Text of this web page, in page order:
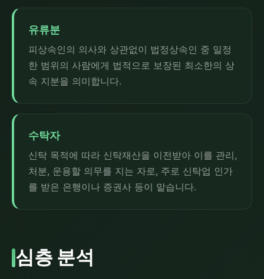
유류분
피상속인의 의사와 상관없이 법정상속인 중 일정
한 범위의 사람에게 법적으로 보장된 최소한의 상
속 지분을 의미합니다.
수탁자
신탁 목적에 따라 신탁재산을 이전받아 이를 관리,
처분, 운용할 의무를 지는 자로, 주로 신탁업 인가
를 받은 은행이나 증권사 등이 맡습니다.
심층 분석